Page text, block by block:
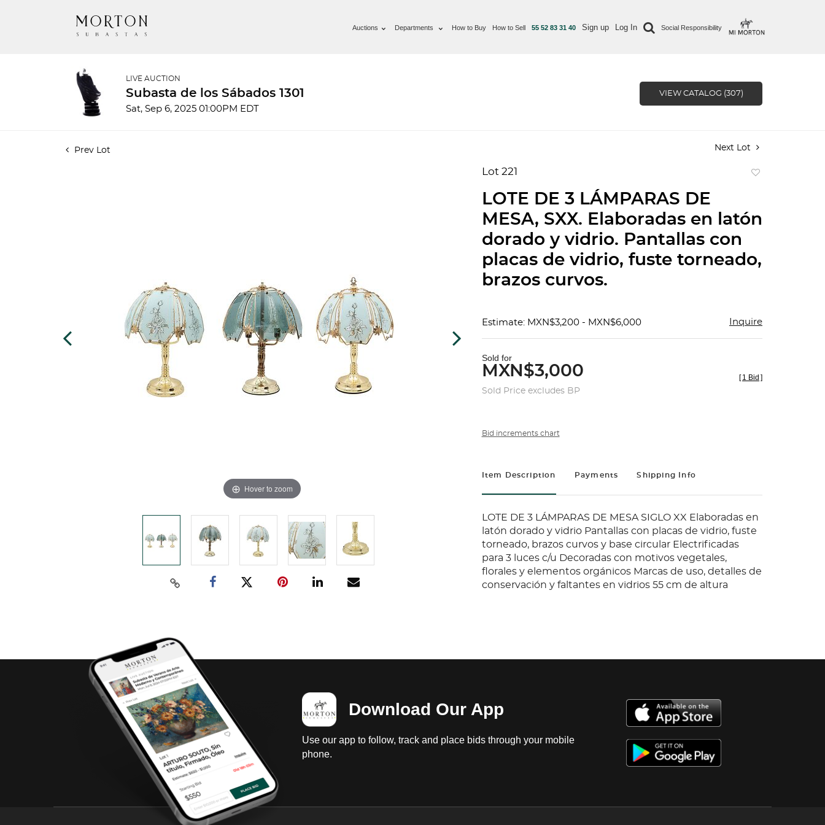
Auctions Departments How to Buy How to Sell 55 52 83 31 40 Sign up Log In Social Responsibility
LIVE AUCTION
Subasta de los Sábados 1301
Sat, Sep 6, 2025 01:00PM EDT
VIEW CATALOG (307)
Prev Lot Next Lot
Hover to zoom
Lot 221
LOTE DE 3 LÁMPARAS DE
MESA, SXX. Elaboradas en latón
dorado y vidrio. Pantallas con
placas de vidrio, fuste torneado,
brazos curvos.
Estimate: MXN$3,200 - MXN$6,000 Inquire
Sold for
MXN$3,000
Sold Price excludes BP
[ 1 Bid ]
Bid increments chart
Item Description Payments Shipping Info
LOTE DE 3 LÁMPARAS DE MESA SIGLO XX Elaboradas en
latón dorado y vidrio Pantallas con placas de vidrio, fuste
torneado, brazos curvos y base circular Electrificadas
para 3 luces c/u Decoradas con motivos vegetales,
florales y elementos orgánicos Marcas de uso, detalles de
conservación y faltantes en vidrios 55 cm de altura
Download Our App
Use our app to follow, track and place bids through your mobile
phone.